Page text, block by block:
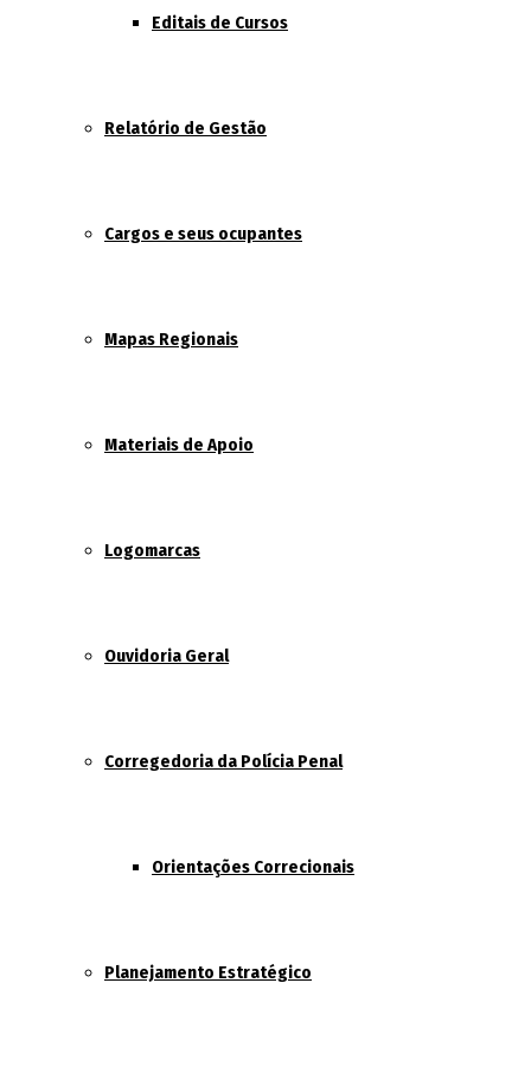
Editais de Cursos
Relatório de Gestão
Cargos e seus ocupantes
Mapas Regionais
Materiais de Apoio
Logomarcas
Ouvidoria Geral
Corregedoria da Polícia Penal
Orientações Correcionais
Planejamento Estratégico